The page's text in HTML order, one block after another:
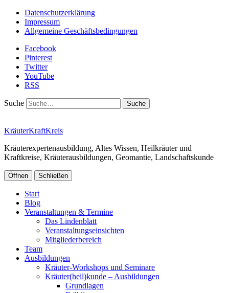
Datenschutzerklärung
Impressum
Allgemeine Geschäftsbedingungen
Facebook
Pinterest
Twitter
YouTube
RSS
Suche
KräuterKraftKreis
Kräuterexpertenausbildung, Altes Wissen, Heilkräuter und
Kraftkreise, Kräuterausbildungen, Geomantie, Landschaftskunde
Öffnen Schließen
Start
Blog
Veranstaltungen & Termine
Das Lindenblatt
Veranstaltungseinsichten
Mitgliederbereich
Team
Ausbildungen
Kräuter-Workshops und Seminare
Kräuter(heil)kunde – Ausbildungen
Grundlagen